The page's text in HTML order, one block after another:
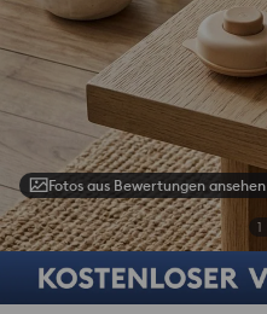
Fotos aus Bewertungen ansehen
1